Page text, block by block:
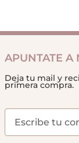
APUNTATE A
Deja tu mail y
primera compra.